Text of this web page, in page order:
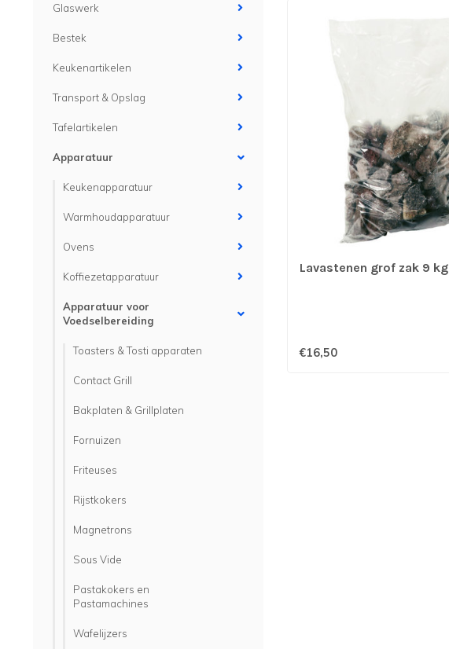
Glaswerk
Bestek
Keukenartikelen
Transport & Opslag
Tafelartikelen
Apparatuur
Keukenapparatuur
Warmhoudapparatuur
Ovens
Koffiezetapparatuur
Apparatuur voor
Voedselbereiding
Toasters & Tosti apparaten
Contact Grill
Bakplaten & Grillplaten
Fornuizen
Friteuses
Rijstkokers
Magnetrons
Sous Vide
Pastakokers en
Pastamachines
Wafelijzers
Lavastenen grof zak 9 kg
€16,50